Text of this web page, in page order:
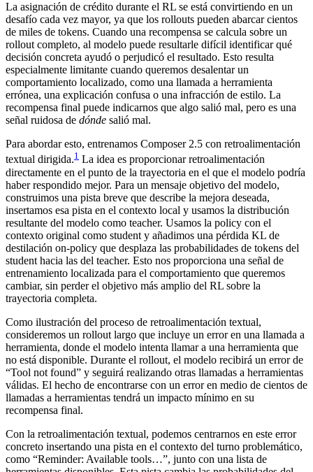
La asignación de crédito durante el RL se está convirtiendo en un
desafío cada vez mayor, ya que los rollouts pueden abarcar cientos
de miles de tokens. Cuando una recompensa se calcula sobre un
rollout completo, al modelo puede resultarle difícil identificar qué
decisión concreta ayudó o perjudicó el resultado. Esto resulta
especialmente limitante cuando queremos desalentar un
comportamiento localizado, como una llamada a herramienta
errónea, una explicación confusa o una infracción de estilo. La
recompensa final puede indicarnos que algo salió mal, pero es una
señal ruidosa de dónde salió mal.
Para abordar esto, entrenamos Composer 2.5 con retroalimentación
textual dirigida.1 La idea es proporcionar retroalimentación
directamente en el punto de la trayectoria en el que el modelo podría
haber respondido mejor. Para un mensaje objetivo del modelo,
construimos una pista breve que describe la mejora deseada,
insertamos esa pista en el contexto local y usamos la distribución
resultante del modelo como teacher. Usamos la policy con el
contexto original como student y añadimos una pérdida KL de
destilación on-policy que desplaza las probabilidades de tokens del
student hacia las del teacher. Esto nos proporciona una señal de
entrenamiento localizada para el comportamiento que queremos
cambiar, sin perder el objetivo más amplio del RL sobre la
trayectoria completa.
Como ilustración del proceso de retroalimentación textual,
consideremos un rollout largo que incluye un error en una llamada a
herramienta, donde el modelo intenta llamar a una herramienta que
no está disponible. Durante el rollout, el modelo recibirá un error de
“Tool not found” y seguirá realizando otras llamadas a herramientas
válidas. El hecho de encontrarse con un error en medio de cientos de
llamadas a herramientas tendrá un impacto mínimo en su
recompensa final.
Con la retroalimentación textual, podemos centrarnos en este error
concreto insertando una pista en el contexto del turno problemático,
como “Reminder: Available tools…”, junto con una lista de